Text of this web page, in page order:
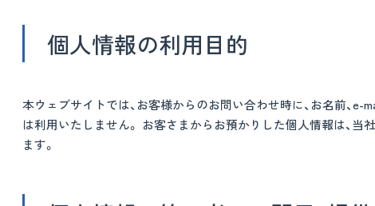
個人情報の利用目的
本ウェブサイトでは、お客様からのお問い合わせ時に、お名前、
は利用いたしません。 お客さまからお預かりした個人情報は、
ます。